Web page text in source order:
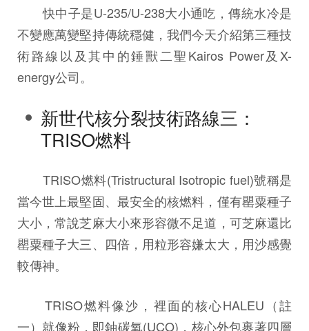
快中子是U-235/U-238大小通吃，傳統水冷是
不變應萬變堅持傳統穩健，我們今天介紹第三種技
術路線以及其中的錘獸二聖Kairos Power及X-
energy公司。
新世代核分裂技術路線三：
TRISO燃料
TRISO燃料(Tristructural Isotropic fuel)號稱是
當今世上最堅固、最安全的核燃料，僅有罌粟種子
大小，常說芝麻大小來形容微不足道，可芝麻還比
罌粟種子大三、四倍，用粒形容嫌太大，用沙感覺
較傳神。
TRISO燃料像沙，裡面的核心HALEU（註
一）就像粉，即鈾碳氧(UCO)，核心外包裹著四層